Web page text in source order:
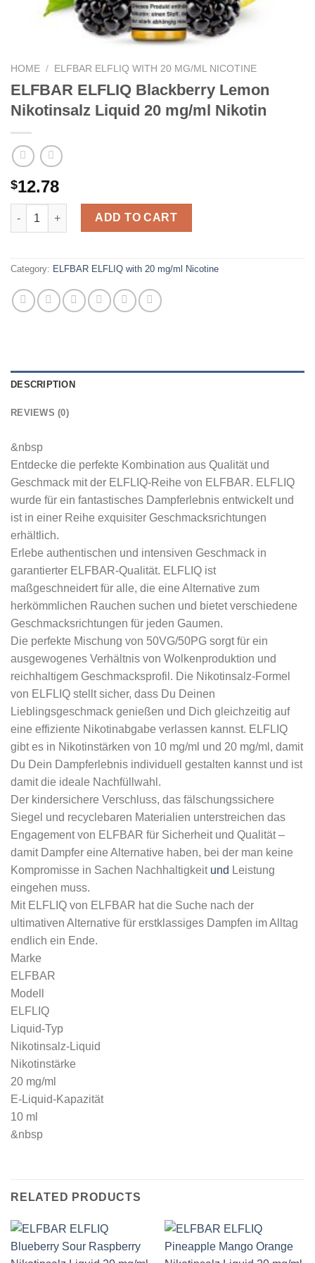
HOME / ELFBAR ELFLIQ WITH 20 MG/ML NICOTINE
ELFBAR ELFLIQ Blackberry Lemon
Nikotinsalz Liquid 20 mg/ml Nikotin
$12.78
ELFBAR ELFLIQ Blackberry Lemon Nikotinsalz Liquid 20 mg/
ADD TO CART
Category: ELFBAR ELFLIQ with 20 mg/ml Nicotine
DESCRIPTION
REVIEWS (0)
&nbsp
Entdecke die perfekte Kombination aus Qualität und
Geschmack mit der ELFLIQ-Reihe von ELFBAR. ELFLIQ
wurde für ein fantastisches Dampferlebnis entwickelt und
ist in einer Reihe exquisiter Geschmacksrichtungen
erhältlich.
Erlebe authentischen und intensiven Geschmack in
garantierter ELFBAR-Qualität. ELFLIQ ist
maßgeschneidert für alle, die eine Alternative zum
herkömmlichen Rauchen suchen und bietet verschiedene
Geschmacksrichtungen für jeden Gaumen.
Die perfekte Mischung von 50VG/50PG sorgt für ein
ausgewogenes Verhältnis von Wolkenproduktion und
reichhaltigem Geschmacksprofil. Die Nikotinsalz-Formel
von ELFLIQ stellt sicher, dass Du Deinen
Lieblingsgeschmack genießen und Dich gleichzeitig auf
eine effiziente Nikotinabgabe verlassen kannst. ELFLIQ
gibt es in Nikotinstärken von 10 mg/ml und 20 mg/ml, damit
Du Dein Dampferlebnis individuell gestalten kannst und ist
damit die ideale Nachfüllwahl.
Der kindersichere Verschluss, das fälschungssichere
Siegel und recyclebaren Materialien unterstreichen das
Engagement von ELFBAR für Sicherheit und Qualität –
damit Dampfer eine Alternative haben, bei der man keine
Kompromisse in Sachen Nachhaltigkeit und Leistung
eingehen muss.
Mit ELFLIQ von ELFBAR hat die Suche nach der
ultimativen Alternative für erstklassiges Dampfen im Alltag
endlich ein Ende.
Marke
ELFBAR
Modell
ELFLIQ
Liquid-Typ
Nikotinsalz-Liquid
Nikotinstärke
20 mg/ml
E-Liquid-Kapazität
10 ml
&nbsp
RELATED PRODUCTS